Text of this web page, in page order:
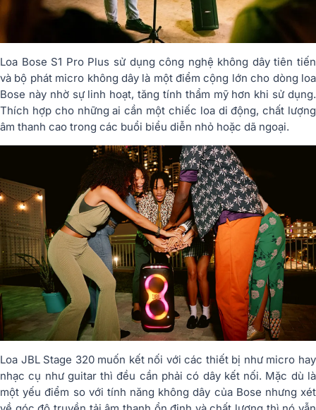
Loa Bose S1 Pro Plus sử dụng công nghệ không dây tiên tiến
và bộ phát micro không dây là một điểm cộng lớn cho dòng loa
Bose này nhờ sự linh hoạt, tăng tính thẩm mỹ hơn khi sử dụng.
Thích hợp cho những ai cần một chiếc loa di động, chất lượng
âm thanh cao trong các buổi biểu diễn nhỏ hoặc dã ngoại.
Loa JBL Stage 320 muốn kết nối với các thiết bị như micro hay
nhạc cụ như guitar thì đều cần phải có dây kết nối. Mặc dù là
một yếu điểm so với tính năng không dây của Bose nhưng xét